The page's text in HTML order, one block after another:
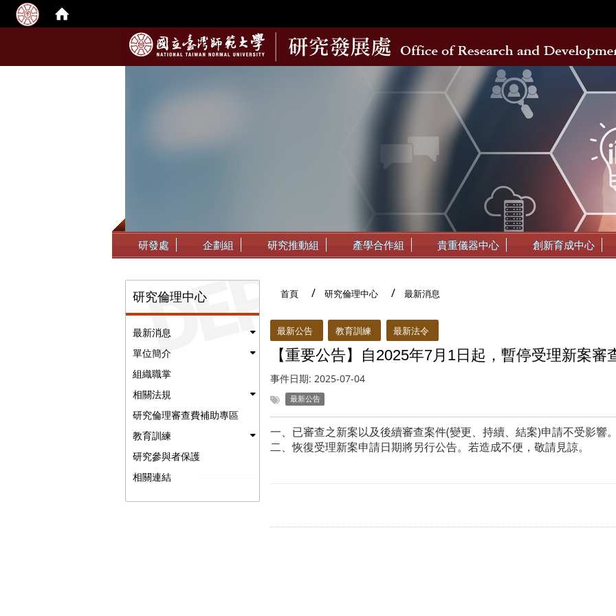
::: 研發處 企劃組 研究推動組 產學合作組 貴重儀器中心 創新育成中心
研究倫理中心
最新消息
單位簡介
組織職掌
相關法規
研究倫理審查費補助專區
教育訓練
研究參與者保護
相關連結
首頁 研究倫理中心 最新消息
最新公告 教育訓練 最新法令
【重要公告】自2025年7月1日起，暫停受理新案審
事件日期: 2025-07-04
最新公告
一、已審查之新案以及後續審查案件(變更、持續、結案)申請不受影響。
二、恢復受理新案申請日期將另行公告。若造成不便，敬請見諒。